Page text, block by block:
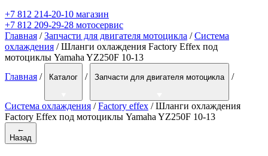
+7 812 214-20-10 магазин
+7 812 209-29-28 мотосервис
Главная /Запчасти для двигателя мотоцикла /Система
охлаждения / Шланги охлаждения Factory Effex под
мотоциклы Yamaha YZ250F 10-13
Главная / Каталог / Запчасти для двигателя мотоцикла /
Система охлаждения / Factory effex / Шланги охлаждения
Factory Effex под мотоциклы Yamaha YZ250F 10-13
←
Назад